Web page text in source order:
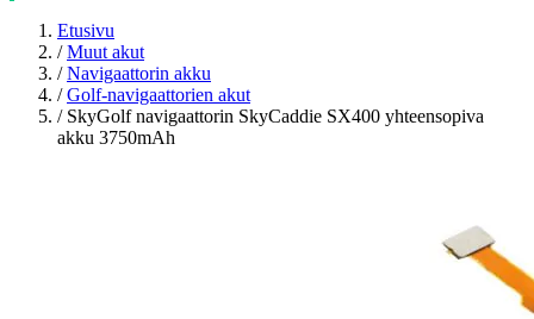
Etusivu
/ Muut akut
/ Navigaattorin akku
/ Golf-navigaattorien akut
/ SkyGolf navigaattorin SkyCaddie SX400 yhteensopiva
akku 3750mAh